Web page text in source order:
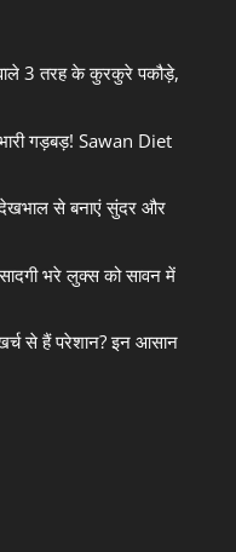
3 तरह के कुरकुरे पकौड़े,
गड़बड़! Sawan Diet
से बनाएं सुंदर और
सादगी भरे लुक्स को सावन में
से हैं परेशान? इन आसान